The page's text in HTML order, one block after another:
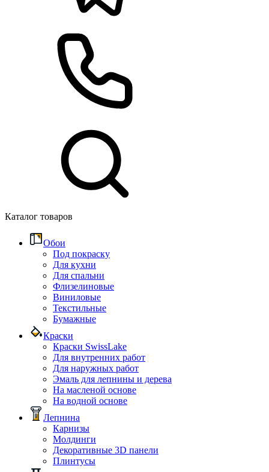
Каталог товаров
Обои
Под покраску
Для кухни
Для спальни
Флизелиновые
Виниловые
Текстильные
Бумажные
Краски
Краски SwissLake
Для внутренних работ
Для наружных работ
Эмаль для лепнины и дерева
На масленой основе
На водной основе
Лепнина
Карнизы
Молдинги
Декоративные 3D панели
Плинтусы